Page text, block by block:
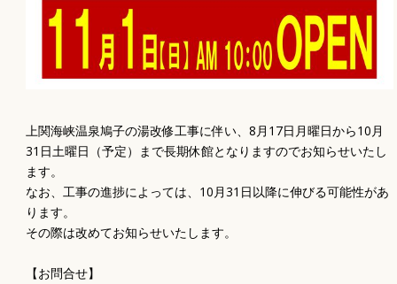
上関海峡温泉鳩子の湯改修工事に伴い、8月17日月曜日から10月
31日土曜日（予定）まで長期休館となりますのでお知らせいたし
ます。
なお、工事の進捗によっては、10月31日以降に伸びる可能性があ
ります。
その際は改めてお知らせいたします。
【お問合せ】